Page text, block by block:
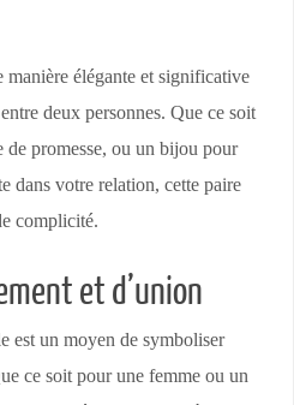
élégante et significative
deux personnes. Que ce soit
de promesse, ou un bijou pour
dans votre relation, cette paire
complicité.
et d’union
est un moyen de symboliser
ce soit pour une femme ou un